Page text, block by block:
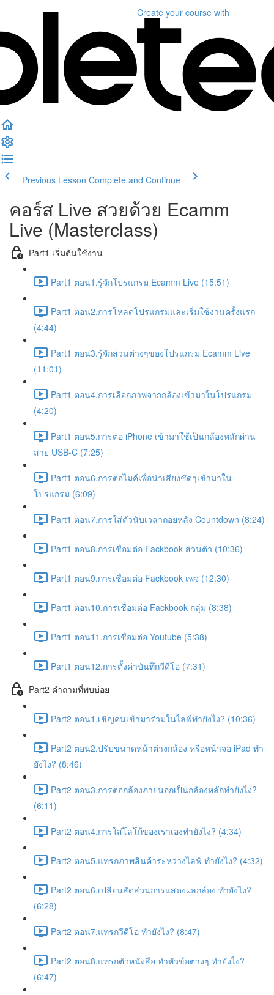
Create your course with
Previous Lesson Complete and Continue
คอร์ส Live สวยด้วย Ecamm
Live (Masterclass)
Part1 เริ่มต้นใช้งาน
Part1 ตอน1.รู้จักโปรแกรม Ecamm Live (15:51)
Part1 ตอน2.การโหลดโปรแกรมและเริ่มใช้งานครั้งแรก
(4:44)
Part1 ตอน3.รู้จักส่วนต่างๆของโปรแกรม Ecamm Live
(11:01)
Part1 ตอน4.การเลือกภาพจากกล้องเข้ามาในโปรแกรม
(4:20)
Part1 ตอน5.การต่อ iPhone เข้ามาใช้เป็นกล้องหลักผ่าน
สาย USB-C (7:25)
Part1 ตอน6.การต่อไมค์เพื่อนำเสียงชัดๆเข้ามาใน
โปรแกรม (6:09)
Part1 ตอน7.การใส่ตัวนับเวลาถอยหลัง Countdown (8:24)
Part1 ตอน8.การเชื่อมต่อ Fackbook ส่วนตัว (10:36)
Part1 ตอน9.การเชื่อมต่อ Fackbook เพจ (12:30)
Part1 ตอน10.การเชื่อมต่อ Fackbook กลุ่ม (8:38)
Part1 ตอน11.การเชื่อมต่อ Youtube (5:38)
Part1 ตอน12.การตั้งค่าบันทึกวีดีโอ (7:31)
Part2 คำถามที่พบบ่อย
Part2 ตอน1.เชิญคนเข้ามาร่วมในไลฟ์ทำยังไง? (10:36)
Part2 ตอน2.ปรับขนาดหน้าต่างกล้อง หรือหน้าจอ iPad ทำ
ยังไง? (8:46)
Part2 ตอน3.การต่อกล้องภายนอกเป็นกล้องหลักทำยังไง?
(6:11)
Part2 ตอน4.การใส่โลโก้ของเราเองทำยังไง? (4:34)
Part2 ตอน5.แทรกภาพสินค้าระหว่างไลฟ์ ทำยังไง? (4:32)
Part2 ตอน6.เปลี่ยนสัดส่วนการแสดงผลกล้อง ทำยังไง?
(6:28)
Part2 ตอน7.แทรกวีดีโอ ทำยังไง? (8:47)
Part2 ตอน8.แทรกตัวหนังสือ ทำหัวข้อต่างๆ ทำยังไง?
(6:47)